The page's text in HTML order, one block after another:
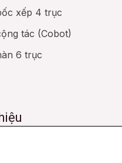
xếp 4 trục
tác (Cobot)
6 trục